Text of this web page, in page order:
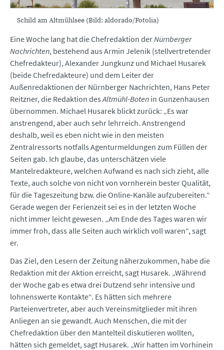
Schild am Altmühlsee (Bild: aldorado/Fotolia)
Eine Woche lang hat die Chefredaktion derNürnberger
Nachrichten, bestehend aus Armin Jelenik (stellvertretender
Chefredakteur), Alexander Jungkunz und Michael Husarek
(beide Chefredakteure) und dem Leiter der
Außenredaktionen der Nürnberger Nachrichten, Hans Peter
Reitzner, die Redaktion des Altmühl-Boten in Gunzenhausen
übernommen. Michael Husarek blickt zurück: „Es war
anstrengend, aber auch sehr lehrreich. Anstrengend
deshalb, weil es eben nicht wie in den meisten
Zentralressorts notfalls Agenturmeldungen zum Füllen der
Seiten gab. Ich glaube, das unterschätzen viele
Mantelredakteure, welchen Aufwand es nach sich zieht, alle
Texte, auch solche von nicht von vornherein bester Qualität,
für die Tageszeitung bzw. die Online-Kanäle aufzubereiten.“
Gerade wegen der Ferienzeit sei es in der letzten Woche
nicht immer leicht gewesen. „Am Ende des Tages waren wir
immer froh, dass alle Seiten auch wirklich voll waren“, sagt
er.
Das Ziel, den Lesern der Zeitung näherzukommen, habe die
Redaktion mit der Aktion erreicht, sagt Husarek. „Während
der Woche gab es etwa drei Dutzend sehr intensive und
lohnenswerte Kontakte“. Es hätten sich mehrere
Parteienvertreter, aber auch Vereinsmitglieder mit ihren
Anliegen an sie gewandt. Auch Menschen, die mit der
Chefredaktion über den Mantelteil diskutieren wollten,
hätten sich gemeldet, sagt Husarek. „Wir hatten im Vorhinein